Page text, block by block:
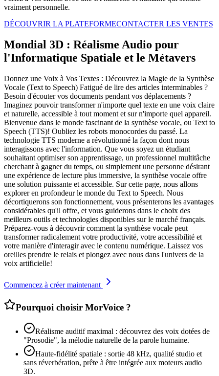
vraiment personnelle.
DÉCOUVRIR LA PLATEFORMECONTACTER LES VENTES
Mondial 3D : Réalisme Audio pour
l'Informatique Spatiale et le Métavers
Donnez une Voix à Vos Textes : Découvrez la Magie de la Synthèse
Vocale (Text to Speech) Fatigué de lire des articles interminables ?
Besoin d'écouter vos documents pendant vos déplacements ?
Imaginez pouvoir transformer n'importe quel texte en une voix claire
et naturelle, accessible à tout moment et sur n'importe quel appareil.
Bienvenue dans le monde fascinant de la synthèse vocale, ou Text to
Speech (TTS)! Oubliez les robots monocordes du passé. La
technologie TTS moderne a révolutionné la façon dont nous
interagissons avec l'information. Que vous soyez un étudiant
souhaitant optimiser son apprentissage, un professionnel multitâche
cherchant à gagner du temps, ou simplement une personne désirant
une expérience de lecture plus immersive, la synthèse vocale offre
une solution puissante et accessible. Sur cette page, nous allons
explorer en profondeur le monde du Text to Speech. Nous
décortiquerons son fonctionnement, vous présenterons les avantages
considérables qu'il offre, et vous guiderons dans le choix des
meilleurs outils et technologies disponibles sur le marché français.
Préparez-vous à découvrir comment la synthèse vocale peut
transformer radicalement votre productivité, votre accessibilité et
votre manière d'interagir avec le contenu numérique. Laissez vos
oreilles prendre le relais et plongez avec nous dans l'univers de la
voix artificielle!
Commencez à créer maintenant
Pourquoi choisir MorVoice ?
Réalisme auditif maximal : découvrez des voix dotées de
"Prosodie", la mélodie naturelle de la parole humaine.
Haute-fidélité spatiale : sortie 48 kHz, qualité studio et
sans réverbération, prête à être intégrée aux moteurs audio
3D.